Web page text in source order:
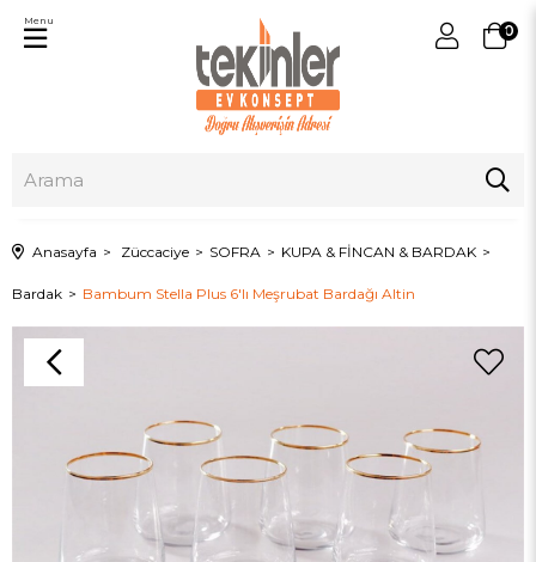
0
Menu
Anasayfa Züccaciye SOFRA KUPA & FİNCAN & BARDAK
Bardak Bambum Stella Plus 6'lı Meşrubat Bardağı Altin